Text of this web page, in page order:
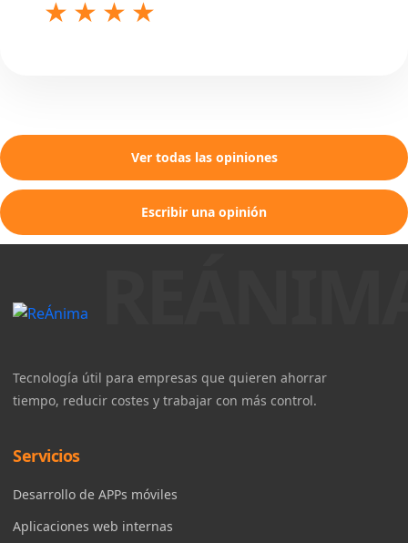
Ver todas las opiniones
Escribir una opinión
Tecnología útil para empresas que quieren ahorrar
tiempo, reducir costes y trabajar con más control.
Servicios
Desarrollo de APPs móviles
Aplicaciones web internas